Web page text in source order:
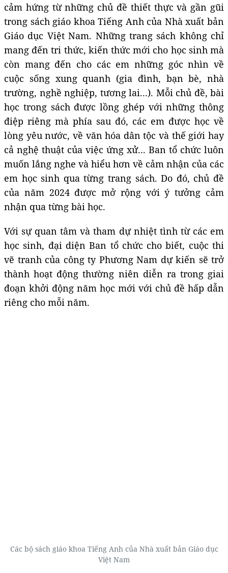
cảm hứng từ những chủ đề thiết thực và gần gũi
trong sách giáo khoa Tiếng Anh của Nhà xuất bản
Giáo dục Việt Nam. Những trang sách không chỉ
mang đến tri thức, kiến thức mới cho học sinh mà
còn mang đến cho các em những góc nhìn về
cuộc sống xung quanh (gia đình, bạn bè, nhà
trường, nghề nghiệp, tương lai...). Mỗi chủ đề, bài
học trong sách được lồng ghép với những thông
điệp riêng mà phía sau đó, các em được học về
lòng yêu nước, về văn hóa dân tộc và thế giới hay
cả nghệ thuật của việc ứng xử... Ban tổ chức luôn
muốn lắng nghe và hiểu hơn về cảm nhận của các
em học sinh qua từng trang sách. Do đó, chủ đề
của năm 2024 được mở rộng với ý tưởng cảm
nhận qua từng bài học.
Với sự quan tâm và tham dự nhiệt tình từ các em
học sinh, đại diện Ban tổ chức cho biết, cuộc thi
vẽ tranh của công ty Phương Nam dự kiến sẽ trở
thành hoạt động thường niên diễn ra trong giai
đoạn khởi động năm học mới với chủ đề hấp dẫn
riêng cho mỗi năm.
Các bộ sách giáo khoa Tiếng Anh của Nhà xuất bản Giáo dục
Việt Nam